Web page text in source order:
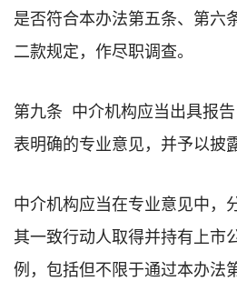
是否符合本办法第五条、第六
二款规定，作尽职调查。
第九条 中介机构应当出具报
表明确的专业意见，并予以披
中介机构应当在专业意见中，
其一致行动人取得并持有上市
例，包括但不限于通过本办法